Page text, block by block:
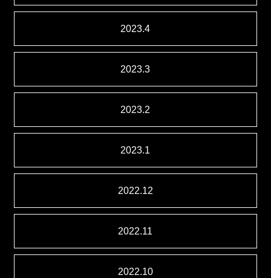
2023.4
2023.3
2023.2
2023.1
2022.12
2022.11
2022.10